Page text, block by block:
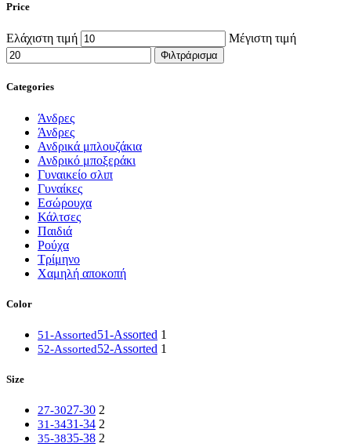
Price
Ελάχιστη τιμή Μέγιστη τιμή
Φιλτράρισμα
Categories
Άνδρες
Άνδρες
Ανδρικά μπλουζάκια
Ανδρικό μποξεράκι
Γυναικείο σλιπ
Γυναίκες
Εσώρουχα
Κάλτσες
Παιδιά
Ρούχα
Τρίμηνο
Χαμηλή αποκοπή
Color
51-Assorted51-Assorted 1
52-Assorted52-Assorted 1
Size
27-3027-30 2
31-3431-34 2
35-3835-38 2